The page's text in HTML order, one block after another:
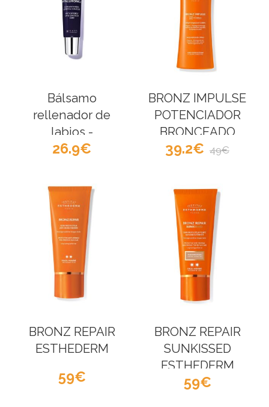
Bálsamo
rellenador de
labios -
Esthederm
26.9
BRONZ IMPULSE
POTENCIADOR
BRONCEADO
ESTHEDERM
39.2 49
BRONZ REPAIR
ESTHEDERM
59
BRONZ REPAIR
SUNKISSED
ESTHEDERM
59